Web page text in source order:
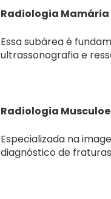
Radiologia Mamária
Essa subárea é
ultrassonografia e
Radiologia
Especializada na
diagnóstico de